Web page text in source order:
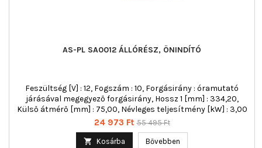
AS-PL SA0012 ÁLLÓRÉSZ, ÖNINDÍTÓ
Feszültség [V] : 12, Fogszám : 10, Forgásirány : óramutató
járásával megegyező forgásirány, Hossz 1 [mm] : 334,20,
Külső átmérő [mm] : 75,00, Névleges teljesítmény [kW] : 3,00
Ár
24 973 Ft Normál
55 495 Ft
 Kosárba Bővebben